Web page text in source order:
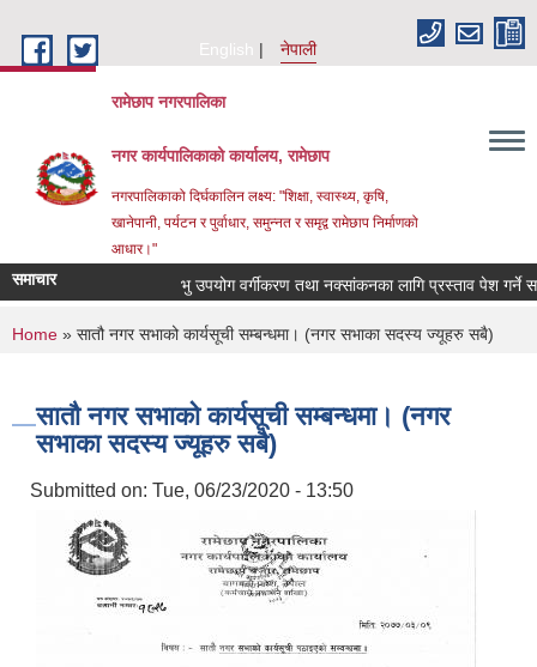
English
नेपाली
रामेछाप नगरपालिका
नगर कार्यपालिकाको कार्यालय, रामेछाप
नगरपालिकाको दिर्घकालिन लक्ष्य: "शिक्षा, स्वास्थ्य, कृषि,
खानेपानी, पर्यटन र पुर्वाधार, समुन्नत र समृद्व रामेछाप निर्माणको
आधार।"
समाचार भु उपयोग वर्गीकरण तथा नक्सांकनका लागि प्रस्ताव पेश गर्ने
You are here
Home » सातौ नगर सभाको कार्यसूची सम्बन्धमा। (नगर सभाका सदस्य ज्यूहरु सबै)
सातौ नगर सभाको कार्यसूची सम्बन्धमा। (नगर
सभाका सदस्य ज्यूहरु सबै)
Submitted on: Tue, 06/23/2020 - 13:50